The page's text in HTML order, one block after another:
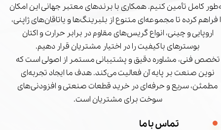
کامل تأمین کنیم. همکاری با برندهای معتبر جهانی این امکان
فراهم کرده تا مجموعه‌ای متنوع از بلبرینگ‌ها و یاتاقان‌های ژاپنی،
اروپایی و چینی، انواع گریس‌های مقاوم در برابر حرارت و اکتان
بوسترهای باکیفیت را در اختیار مشتریان قرار دهیم.
تخصص فنی، مشاوره دقیق و پشتیبانی مستمر از اصولی است که
نوین صنعت بر پایه آن فعالیت می‌کند. هدف ما ایجاد تجربه‌ای
مطمئن، سریع و حرفه‌ای در خرید قطعات صنعتی و افزودنی‌های
سوخت برای مشتریان است.
تماس با ما